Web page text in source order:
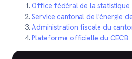
Office fédéral de la statistique
Service cantonal de l'énergie
Administration fiscale du
Plateforme officielle du CECB